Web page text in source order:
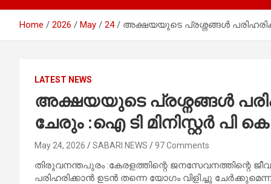
Home 2026 May 24 അക്ഷയയുടെ പ്രശ്നങ്ങൾ
LATEST NEWS
അക്ഷയയുടെ പ്രശ്നങ്ങൾ
ചേരും :ഐ ടി മിനിസ്റ്റർ പി
May 24, 2026 SABARI NEWS 97 Comments
തിരുവനന്തപുരം :കേരളത്തിന്റെ ജനസേവനത്തിന്റെ
പരിഹരിക്കാൻ ഉടൻ തന്നെ യോഗം വിളിച്ചു